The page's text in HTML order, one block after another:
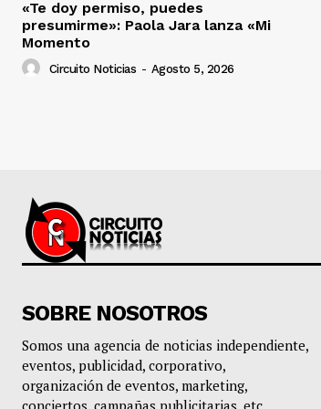
«Te doy permiso, puedes
presumirme»: Paola Jara lanza «Mi
Momento
Circuito Noticias - Agosto 5, 2026
SOBRE NOSOTROS
Somos una agencia de noticias independiente,
eventos, publicidad, corporativo,
organización de eventos, marketing,
conciertos, campañas publicitarias, etc.